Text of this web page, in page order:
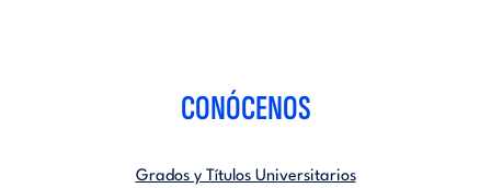
CONÓCENOS
Grados y Títulos Universitarios